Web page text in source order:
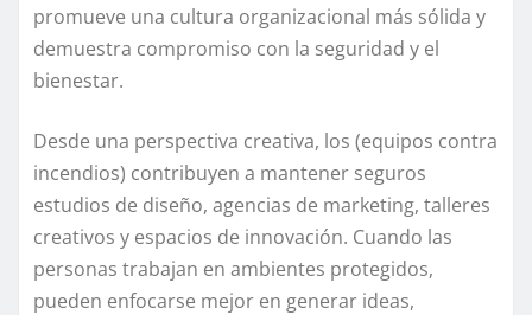
promueve una cultura organizacional más sólida y
demuestra compromiso con la seguridad y el
bienestar.
Desde una perspectiva creativa, los (equipos contra
incendios) contribuyen a mantener seguros
estudios de diseño, agencias de marketing, talleres
creativos y espacios de innovación. Cuando las
personas trabajan en ambientes protegidos,
pueden enfocarse mejor en generar ideas,